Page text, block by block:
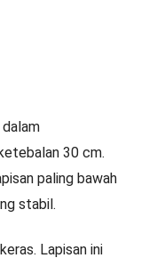
30 cm.
paling bawah
stabil.
Lapisan ini